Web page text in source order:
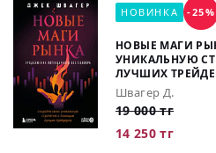
НОВИНКА -25%
НОВЫЕ МАГИ
УНИКАЛЬНУЮ
ЛУЧШИХ
Швагер Д.
19 000 тг
14 250 тг